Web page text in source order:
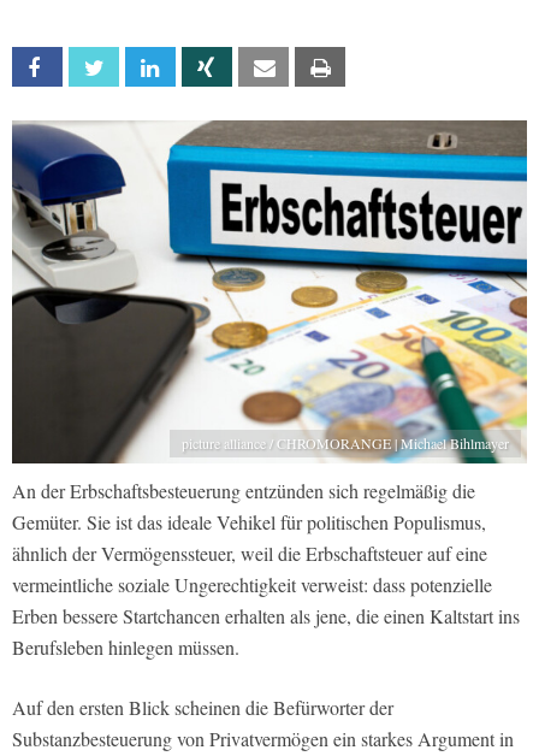
Facebook Twitter Linkedin Xing Email
picture alliance / CHROMORANGE | Michael Bihlmayer
An der Erbschaftsbesteuerung entzünden sich regelmäßig die
Gemüter. Sie ist das ideale Vehikel für politischen Populismus,
ähnlich der Vermögenssteuer, weil die Erbschaftsteuer auf eine
vermeintliche soziale Ungerechtigkeit verweist: dass potenzielle
Erben bessere Startchancen erhalten als jene, die einen Kaltstart ins
Berufsleben hinlegen müssen.
Auf den ersten Blick scheinen die Befürworter der
Substanzbesteuerung von Privatvermögen ein starkes Argument in